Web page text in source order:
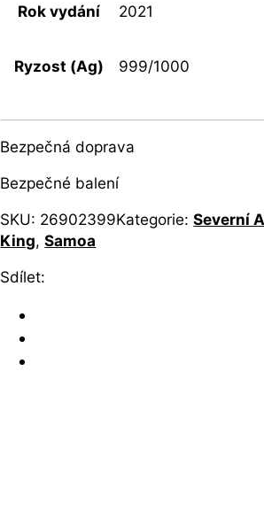
Rok vydání 2021
Ryzost (Ag) 999/1000
Bezpečná doprava
Bezpečné balení
SKU: 26902399Kategorie:Severní
King,Samoa
Sdílet: